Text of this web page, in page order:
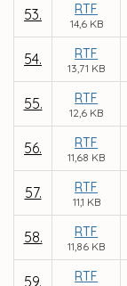
53. RTF
14,6 KB
54. RTF
13,71 KB
55. RTF
12,6 KB
56. RTF
11,68 KB
57. RTF
11,1 KB
58. RTF
11,86 KB
59. RTF